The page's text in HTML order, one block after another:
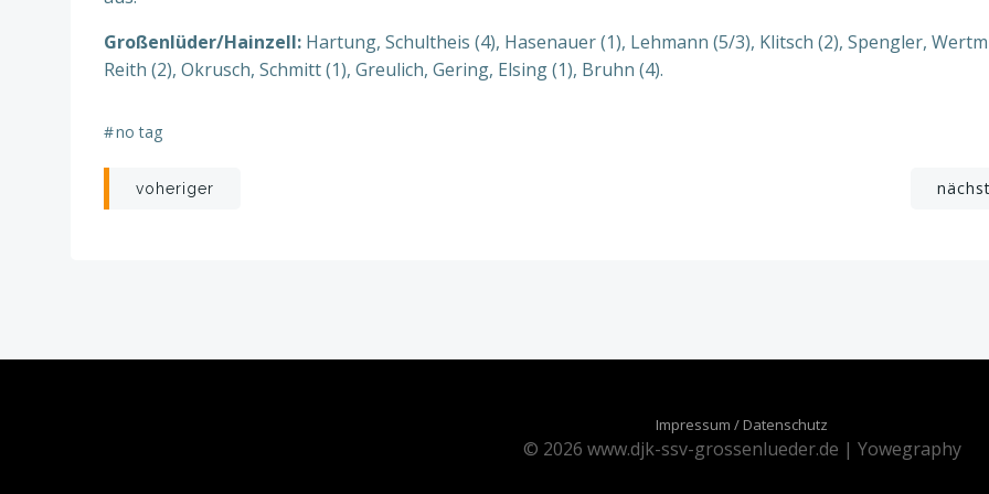
Großenlüder/Hainzell: Hartung, Schultheis (4), Hasenauer (1), Lehmann (5/3), Klitsch (2), Spengler,
Reith (2), Okrusch, Schmitt (1), Greulich, Gering, Elsing (1), Bruhn (4).
#no tag
Beitragsnavigation
voheriger Beitragsnavigation
Impressum / Datenschutz
© 2026 www.djk-ssv-grossenlueder.de | Yowegraphy